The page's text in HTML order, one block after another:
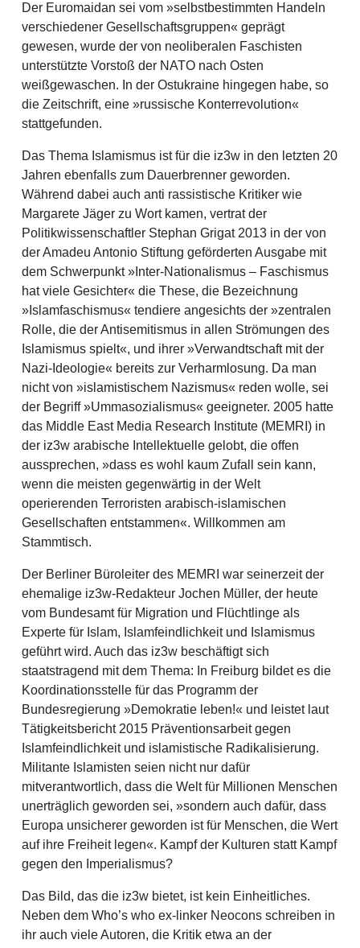
Der Euromaidan sei vom »selbstbestimmten Handeln
verschiedener Gesellschaftsgruppen« geprägt
gewesen, wurde der von neoliberalen Faschisten
unterstützte Vorstoß der NATO nach Osten
weißgewaschen. In der Ostukraine hingegen habe, so
die Zeitschrift, eine »russische Konterrevolution«
stattgefunden.
Das Thema Islamismus ist für die iz3w in den letzten 20
Jahren ebenfalls zum Dauerbrenner geworden.
Während dabei auch anti rassistische Kritiker wie
Margarete Jäger zu Wort kamen, vertrat der
Politikwissenschaftler Stephan Grigat 2013 in der von
der Amadeu Antonio Stiftung geförderten Ausgabe mit
dem Schwerpunkt »Inter-Nationalismus – Faschismus
hat viele Gesichter« die These, die Bezeichnung
»Islamfaschismus« tendiere angesichts der »zentralen
Rolle, die der Antisemitismus in allen Strömungen des
Islamismus spielt«, und ihrer »Verwandtschaft mit der
Nazi-Ideologie« bereits zur Verharmlosung. Da man
nicht von »islamistischem Nazismus« reden wolle, sei
der Begriff »Ummasozialismus« geeigneter. 2005 hatte
das Middle East Media Research Institute (MEMRI) in
der iz3w arabische Intellektuelle gelobt, die offen
aussprechen, »dass es wohl kaum Zufall sein kann,
wenn die meisten gegenwärtig in der Welt
operierenden Terroristen arabisch-islamischen
Gesellschaften entstammen«. Willkommen am
Stammtisch.
Der Berliner Büroleiter des MEMRI war seinerzeit der
ehemalige iz3w-Redakteur Jochen Müller, der heute
vom Bundesamt für Migration und Flüchtlinge als
Experte für Islam, Islamfeindlichkeit und Islamismus
geführt wird. Auch das iz3w beschäftigt sich
staatstragend mit dem Thema: In Freiburg bildet es die
Koordinationsstelle für das Programm der
Bundesregierung »Demokratie leben!« und leistet laut
Tätigkeitsbericht 2015 Präventionsarbeit gegen
Islamfeindlichkeit und islamistische Radikalisierung.
Militante Islamisten seien nicht nur dafür
mitverantwortlich, dass die Welt für Millionen Menschen
unerträglich geworden sei, »sondern auch dafür, dass
Europa unsicherer geworden ist für Menschen, die Wert
auf ihre Freiheit legen«. Kampf der Kulturen statt Kampf
gegen den Imperialismus?
Das Bild, das die iz3w bietet, ist kein Einheitliches.
Neben dem Who’s who ex-linker Neocons schreiben in
ihr auch viele Autoren, die Kritik etwa an der